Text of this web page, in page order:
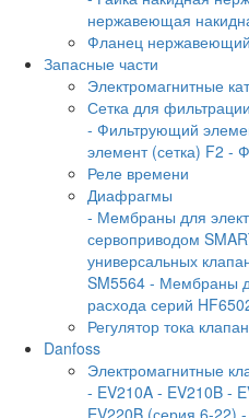
нержавеющая
Фланец нержавеющий
Запасные части
Электромагнитные
Сетка для
- Фильтрующий
элемент (сетка) F2 -
Реле времени
Диафрагмы
- Мембраны для
сервоприводом
универсальных
SM5564 - Мембраны
расхода серий
Регулятор тока
Danfoss
Электромагнитные
- EV210A - EV210B -
EV220B (серия 6-22)